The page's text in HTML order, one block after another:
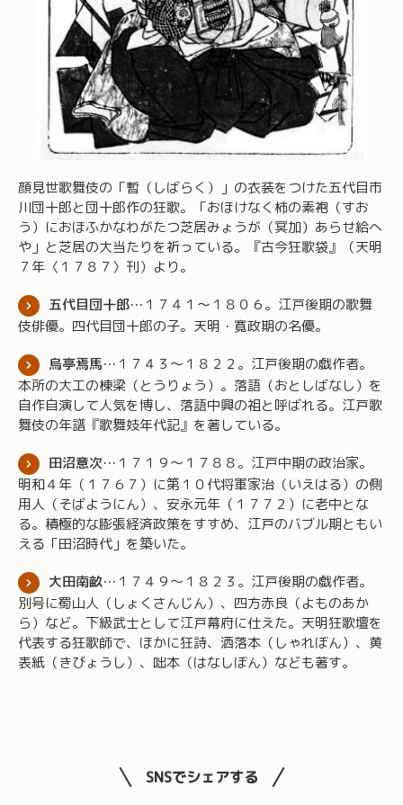
顔見世歌舞伎の「暫（しばらく）」の衣装をつけた五代目市
川団十郎と団十郎作の狂歌。「おほけなく柿の素袍（すお
う）におほふかなわがたつ芝居みょうが（冥加）あらせ給へ
や」と芝居の大当たりを祈っている。『古今狂歌袋』（天明
７年〈１７８７〉刊）より。
五代目団十郎… １７４１～１８０６。江戸後期の歌舞
伎俳優。四代目団十郎の子。天明・寛政期の名優。
烏亭焉馬… １７４３～１８２２。江戸後期の戯作者。
本所の大工の棟梁（とうりょう）。落語（おとしばなし）を
自作自演して人気を博し、落語中興の祖と呼ばれる。江戸歌
舞伎の年譜『歌舞妓年代記』を著している。
田沼意次… １７１９～１７８８。江戸中期の政治家。
明和４年（１７６７）に第１０代将軍家治（いえはる）の側
用人（そばようにん）、安永元年（１７７２）に老中とな
る。積極的な膨張経済政策をすすめ、江戸のバブル期ともい
える「田沼時代」を築いた。
大田南畝… １７４９～１８２３。江戸後期の戯作者。
別号に蜀山人（しょくさんじん）、四方赤良（よものあか
ら）など。下級武士として江戸幕府に仕えた。天明狂歌壇を
代表する狂歌師で、ほかに狂詩、洒落本（しゃれぼん）、黄
表紙（きびょうし）、咄本（はなしぼん）なども著す。
SNSでシェアする